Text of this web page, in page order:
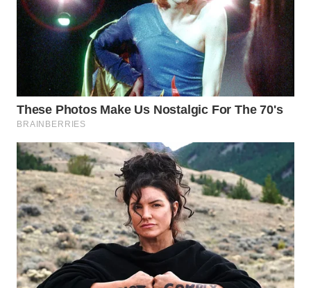
WN
PURWAKARTA
WN
PRIANGAN
TIMUR
WN
SEMARANG
WN
SOLO
WN
BOROBUDUR